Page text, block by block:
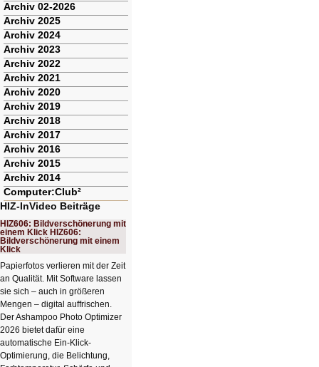
Archiv 02-2026
Archiv 2025
Archiv 2024
Archiv 2023
Archiv 2022
Archiv 2021
Archiv 2020
Archiv 2019
Archiv 2018
Archiv 2017
Archiv 2016
Archiv 2015
Archiv 2014
Computer:Club²
HIZ-InVideo Beiträge
HIZ606: Bildverschönerung mit
einem Klick HIZ606:
Bildverschönerung mit einem
Klick
Papierfotos verlieren mit der Zeit
an Qualität. Mit Software lassen
sie sich – auch in größeren
Mengen – digital auffrischen.
Der Ashampoo Photo Optimizer
2026 bietet dafür eine
automatische Ein-Klick-
Optimierung, die Belichtung,